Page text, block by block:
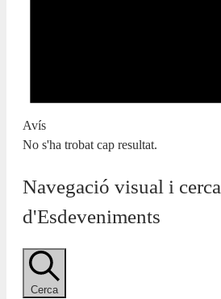
Avís
No s'ha trobat cap resultat.
Navegació visual i cerca
d'Esdeveniments
Cerca